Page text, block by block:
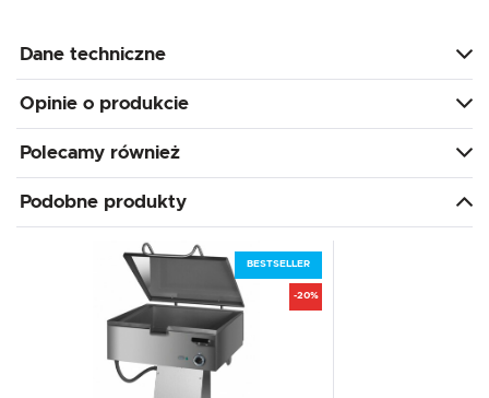
Dane techniczne
Opinie o produkcie
Polecamy również
Podobne produkty
BESTSELLER
-20%